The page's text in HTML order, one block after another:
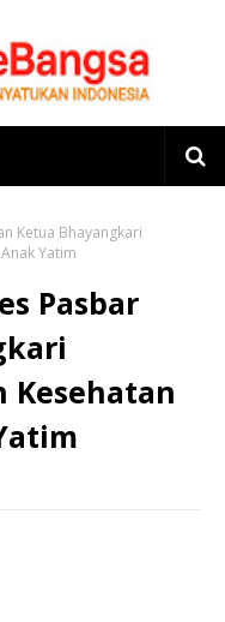
Ketua Bhayangkari
Yatim
Pasbar
Kesehatan